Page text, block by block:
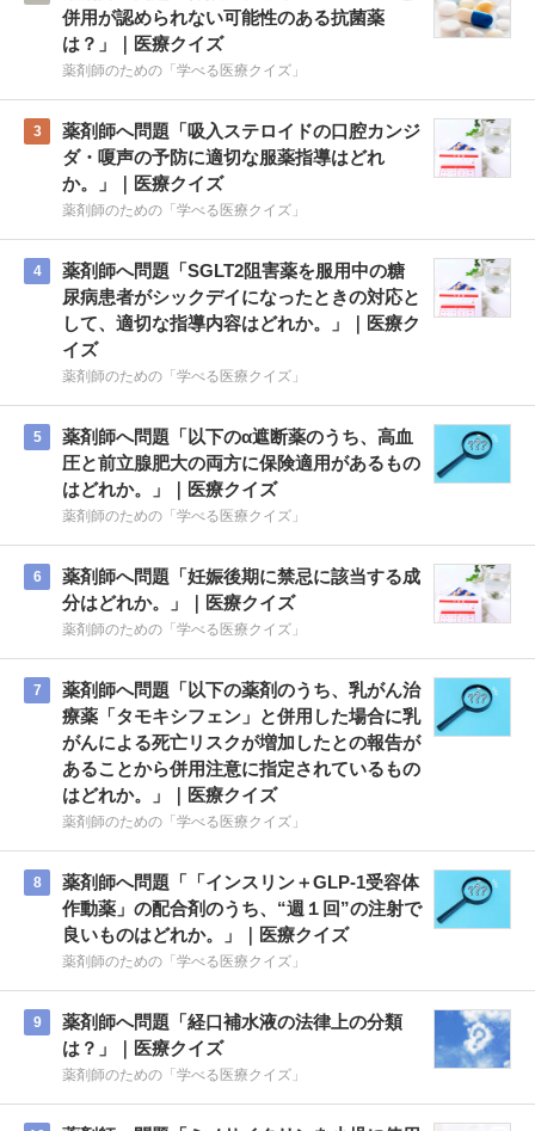
併用が認められない可能性のある抗菌薬
は？」｜医療クイズ
薬剤師のための「学べる医療クイズ」
3
薬剤師へ問題「吸入ステロイドの口腔カンジ
ダ・嗄声の予防に適切な服薬指導はどれ
か。」｜医療クイズ
薬剤師のための「学べる医療クイズ」
4
薬剤師へ問題「SGLT2阻害薬を服用中の糖
尿病患者がシックデイになったときの対応と
して、適切な指導内容はどれか。」｜医療ク
イズ
薬剤師のための「学べる医療クイズ」
5
薬剤師へ問題「以下のα遮断薬のうち、高血
圧と前立腺肥大の両方に保険適用があるもの
はどれか。」｜医療クイズ
薬剤師のための「学べる医療クイズ」
6
薬剤師へ問題「妊娠後期に禁忌に該当する成
分はどれか。」｜医療クイズ
薬剤師のための「学べる医療クイズ」
7
薬剤師へ問題「以下の薬剤のうち、乳がん治
療薬「タモキシフェン」と併用した場合に乳
がんによる死亡リスクが増加したとの報告が
あることから併用注意に指定されているもの
はどれか。」｜医療クイズ
薬剤師のための「学べる医療クイズ」
8
薬剤師へ問題「「インスリン＋GLP-1受容体
作動薬」の配合剤のうち、“週１回”の注射で
良いものはどれか。」｜医療クイズ
薬剤師のための「学べる医療クイズ」
9
薬剤師へ問題「経口補水液の法律上の分類
は？」｜医療クイズ
薬剤師のための「学べる医療クイズ」